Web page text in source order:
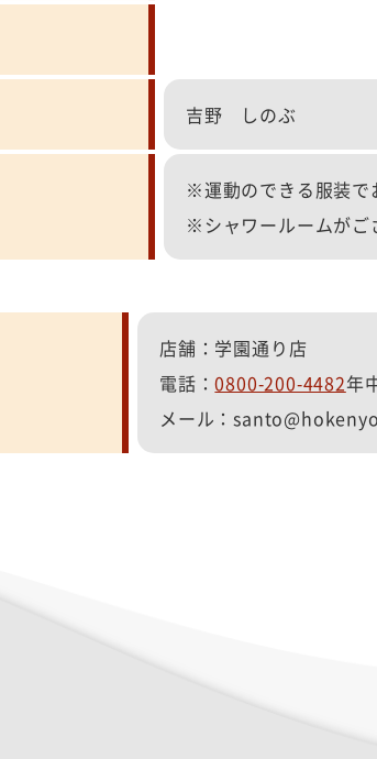
吉野 しのぶ
※運動のできる服装で
※シャワールームがご
店舗：学園通り店
電話：0800-200-4482年
メール：